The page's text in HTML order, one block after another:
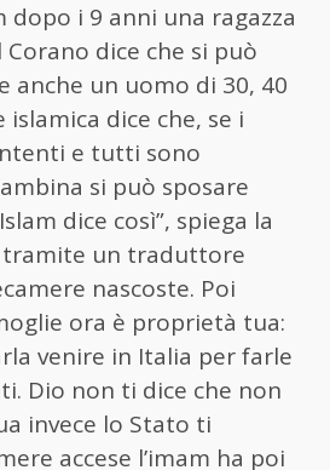
dopo i 9 anni una ragazza
dice che si può
anche un uomo di 30, 40
dice che, se i
e tutti sono
si può sposare
dice così”, spiega la
un traduttore
nascoste. Poi
ora è proprietà tua:
venire in Italia per farle
Dio non ti dice che non
invece lo Stato ti
accese l’imam ha poi